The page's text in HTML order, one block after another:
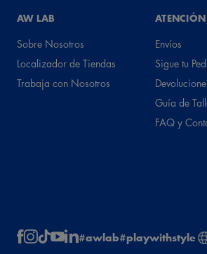
AW LAB
Sobre Nosotros
Localizador de Tiendas
Trabaja con Nosotros
Envíos
Sigue tu
Guía de
FAQ y
#awlab#playwithstyle